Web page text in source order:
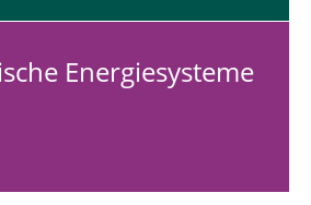
En­er­gie­sys­te­me